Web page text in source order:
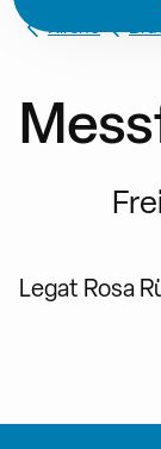
Kirche
Legat Rosa